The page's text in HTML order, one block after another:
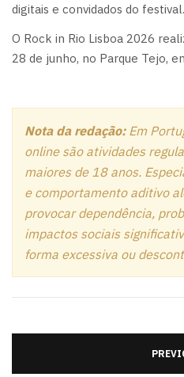
digitais e convidados do festival.
O Rock in Rio Lisboa 2026
28 de junho, no Parque Tejo,
Nota da redação:Em
online são atividades
maiores de 18 anos.
e comportamento aditivo
provocar dependência,
impactos sociais
forma excessiva ou